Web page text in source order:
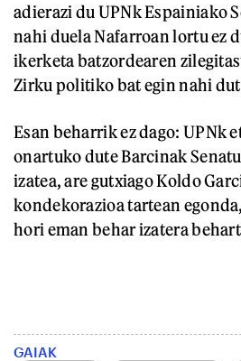
adierazi du UPNk Espainiako
nahi duela Nafarroan lortu ez
ikerketa batzordearen
Zirku politiko bat egin nahi
Esan beharrik ez dago: UPNk
onartuko dute Barcinak
izatea, are gutxiago Koldo
kondekorazioa tartean
hori eman behar izatera
GAIAK